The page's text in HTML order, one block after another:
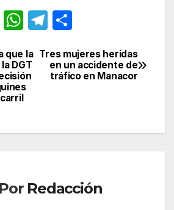
E
W
at
s
A
p
T
e
gr
m
p
Tres mujeres heridas
en un accidente de
tráfico en Manacor
que la
DGT
Por Redacción